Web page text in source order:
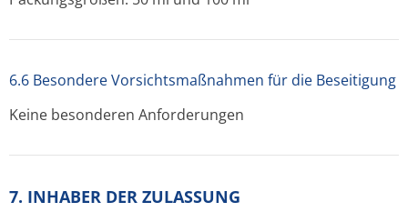
6.6 Besondere Vorsichtsmaßnahmen für die Beseitigung
Keine besonderen Anforderungen
7. INHABER DER ZULASSUNG